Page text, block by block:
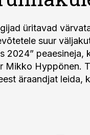
üritavad
suur
2024” peaesineja,
Mikko Hyppönen.
äraandjat leida,